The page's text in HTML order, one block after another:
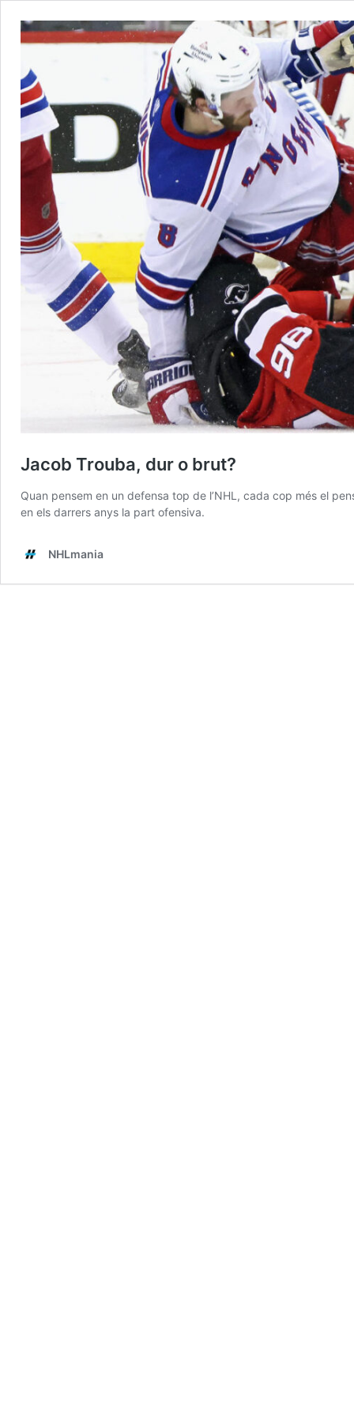
Jacob Trouba, dur o brut?
Quan pensem en un defensa top de l’NHL, cada cop més el
en els darrers anys la part ofensiva.
NHLmania